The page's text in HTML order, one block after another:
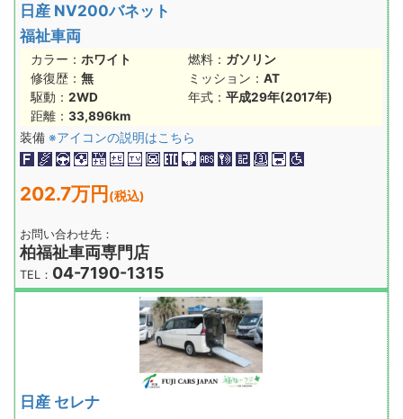
日産 NV200バネット
福祉車両
カラー： ホワイト 燃料： ガソリン
修復歴： 無 ミッション： AT
駆動： 2WD 年式： 平成29年(2017年)
距離： 33,896km
装備 ※アイコンの説明はこちら
202.7万円 (税込)
お問い合わせ先：
柏福祉車両専門店
TEL： 04-7190-1315
日産 セレナ